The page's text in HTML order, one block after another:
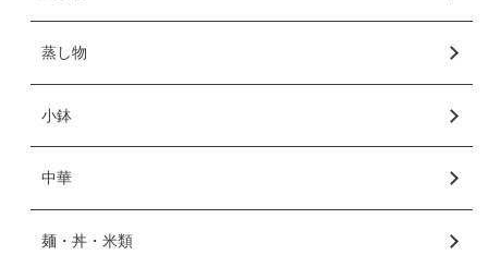
蒸し物
小鉢
中華
麺・丼・米類